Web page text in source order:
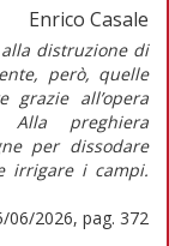
Enrico Casale
distruzione di
però, quelle
grazie all’opera
Alla preghiera
per dissodare
irrigare i campi.
06/2026, pag. 372